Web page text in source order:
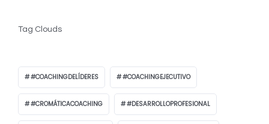
Tag Clouds
#COACHINGDELÍDERES #COACHINGEJECUTIVO
#CROMÁTICACOACHING #DESARROLLOPROFESIONAL